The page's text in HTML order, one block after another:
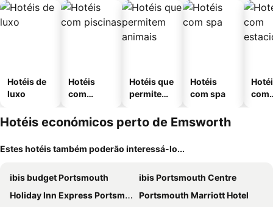
Hotéis de
luxo
Hotéis
com
Hotéis que
permitem
Hotéis
com spa
com
Hotéis económicos perto de Emsworth
Estes hotéis também poderão interessá-lo...
ibis budget Portsmouth
ibis Portsmouth Centre
Holiday Inn Express Portsmouth - Gunwharf Quays By Ihg
Portsmouth Marriott Hotel